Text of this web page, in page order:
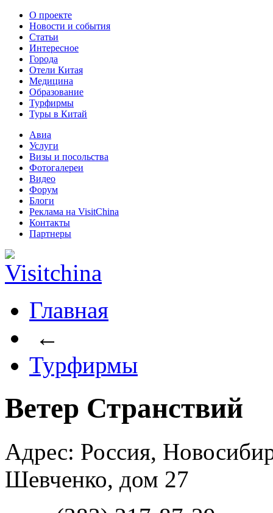
О проекте
Новости и события
Статьи
Интересное
Города
Отели Китая
Медицина
Образование
Турфирмы
Туры в Китай
Авиа
Услуги
Визы и посольства
Фотогалереи
Видео
Форум
Блоги
Реклама на VisitChina
Контакты
Партнеры
Главная
←
Турфирмы
Ветер Странствий
Адрес: Россия,
Шевченко, дом 27